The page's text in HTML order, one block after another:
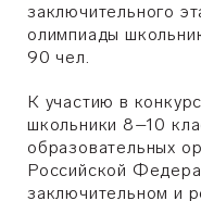
заключительного
олимпиады
90 чел.
К участию в
школьники 8–10
образовательных
Российской
заключительном и